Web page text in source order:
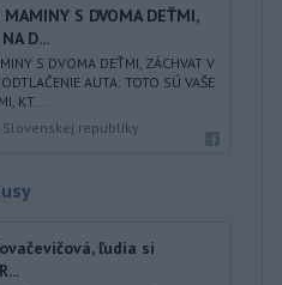
S DVOMA DEŤMI,
D...
S DVOMA DEŤMI, ZÁCHVAT V
AUTA: TOTO SÚ VAŠE
KT...
republiky
ľudia si